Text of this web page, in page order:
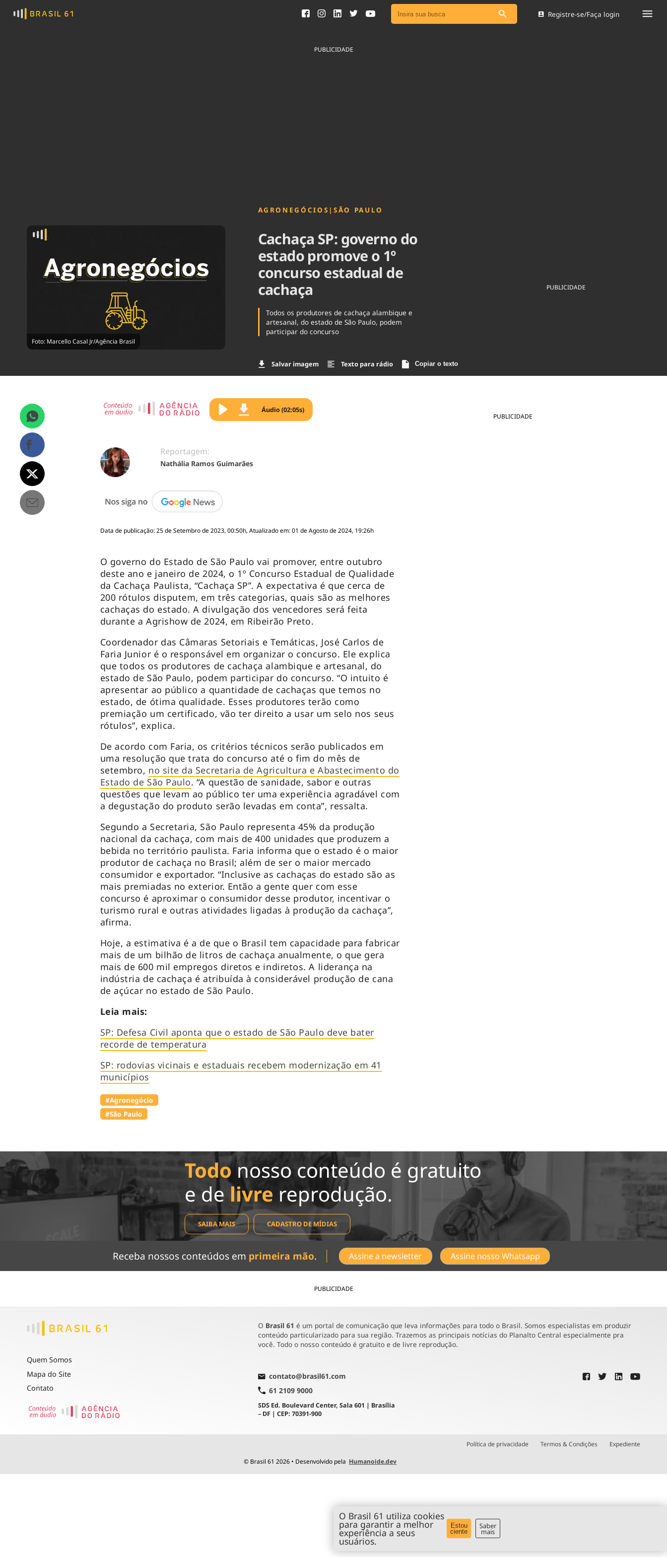
Ver todas as notícias
Brasil
Registre-se/Faça login
PUBLICIDADE
Foto: Marcello Casal Jr/Agência Brasil
AGRONEGÓCIOS | SÃO PAULO
Cachaça SP: governo do
estado promove o 1º
concurso estadual de
cachaça
Todos os produtores de cachaça alambique e
artesanal, do estado de São Paulo, podem
participar do concurso
Salvar imagem Texto para rádio Copiar o texto
PUBLICIDADE
PUBLICIDADE
Áudio (02:05s)
Reportagem:
Nathália Ramos Guimarães
Data de publicação: 25 de Setembro de 2023, 00:50h, Atualizado em: 01 de Agosto de 2024, 19:26h
O governo do Estado de São Paulo vai promover, entre outubro
deste ano e janeiro de 2024, o 1º Concurso Estadual de Qualidade
da Cachaça Paulista, “Cachaça SP”. A expectativa é que cerca de
200 rótulos disputem, em três categorias, quais são as melhores
cachaças do estado. A divulgação dos vencedores será feita
durante a Agrishow de 2024, em Ribeirão Preto.
Coordenador das Câmaras Setoriais e Temáticas, José Carlos de
Faria Junior é o responsável em organizar o concurso. Ele explica
que todos os produtores de cachaça alambique e artesanal, do
estado de São Paulo, podem participar do concurso. “O intuito é
apresentar ao público a quantidade de cachaças que temos no
estado, de ótima qualidade. Esses produtores terão como
premiação um certificado, vão ter direito a usar um selo nos seus
rótulos”, explica.
De acordo com Faria, os critérios técnicos serão publicados em
uma resolução que trata do concurso até o fim do mês de
setembro, no site da Secretaria de Agricultura e Abastecimento do
Estado de São Paulo. “A questão de sanidade, sabor e outras
questões que levam ao público ter uma experiência agradável com
a degustação do produto serão levadas em conta”, ressalta.
Segundo a Secretaria, São Paulo representa 45% da produção
nacional da cachaça, com mais de 400 unidades que produzem a
bebida no território paulista. Faria informa que o estado é o maior
produtor de cachaça no Brasil; além de ser o maior mercado
consumidor e exportador. “Inclusive as cachaças do estado são as
mais premiadas no exterior. Então a gente quer com esse
concurso é aproximar o consumidor desse produtor, incentivar o
turismo rural e outras atividades ligadas à produção da cachaça”,
afirma.
Hoje, a estimativa é a de que o Brasil tem capacidade para fabricar
mais de um bilhão de litros de cachaça anualmente, o que gera
mais de 600 mil empregos diretos e indiretos. A liderança na
indústria de cachaça é atribuída à considerável produção de cana
de açúcar no estado de São Paulo.
Leia mais:
SP: Defesa Civil aponta que o estado de São Paulo deve bater
recorde de temperatura
SP: rodovias vicinais e estaduais recebem modernização em 41
municípios
#Agronegócio
#São Paulo
Todonosso conteúdo é gratuito
e de livre reprodução.
SAIBA MAIS CADASTRO DE MÍDIAS
Receba nossos conteúdos em primeira mão. Assine a newsletter Assine nosso Whatsapp
PUBLICIDADE
Quem Somos
Mapa do Site
Contato
O Brasil 61 é um portal de comunicação que leva informações para todo o Brasil. Somos especialistas em produzir
conteúdo particularizado para sua região. Trazemos as principais notícias do Planalto Central especialmente pra
você. Todo o nosso conteúdo é gratuito e de livre reprodução.
contato@brasil61.com
61 2109 9000
SDS Ed. Boulevard Center, Sala 601 | Brasília
– DF | CEP: 70391-900
Política de privacidade Termos & Condições Expediente
© Brasil 61 2026 • Desenvolvido pela Humanoide.dev
O Brasil 61 utiliza cookies
para garantir a melhor
experiência a seus
usuários.
Estou
ciente
Saber
mais